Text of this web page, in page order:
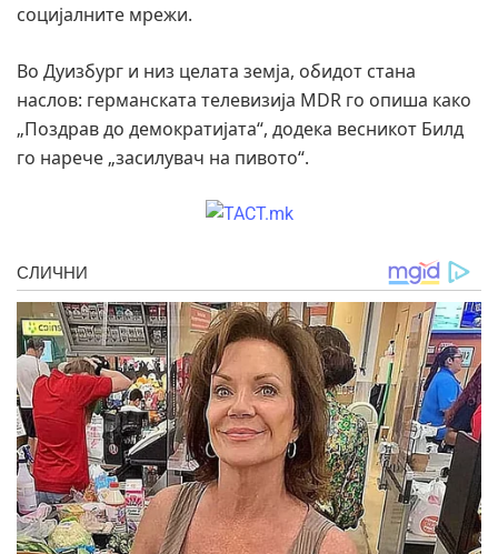
социјалните мрежи.
Во Дуизбург и низ целата земја, обидот стана
наслов: германската телевизија MDR го опиша како
„Поздрав до демократијата“, додека весникот Билд
го нарече „засилувач на пивото“.